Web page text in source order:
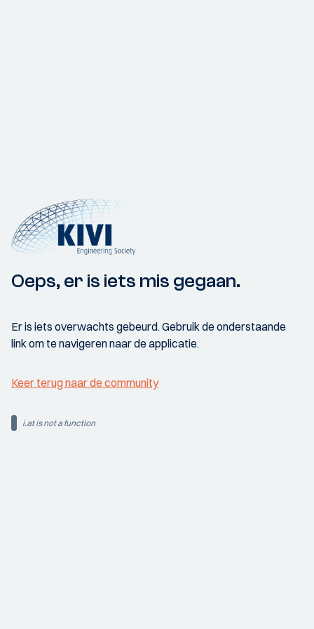
Oeps, er is iets mis gegaan.
Er is iets overwachts gebeurd. Gebruik de onderstaande
link om te navigeren naar de applicatie.
Keer terug naar de community
i.at is not a function